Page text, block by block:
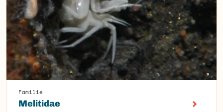
Familie
Melitidae